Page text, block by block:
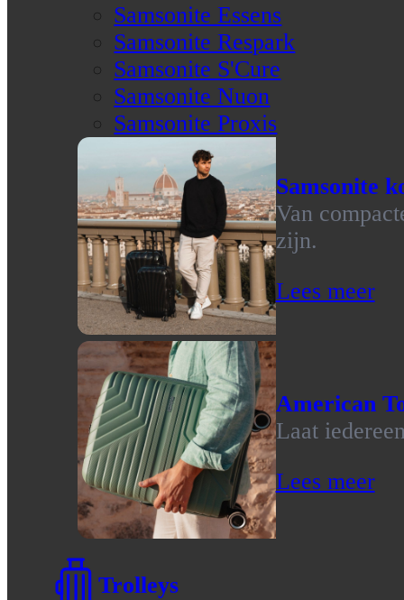
Samsonite Essens
Samsonite Respark
Samsonite S'Cure
Samsonite Nuon
Samsonite Proxis
Samsonite
Van
zijn.
Lees meer
American
Laat
Lees meer
Trolleys